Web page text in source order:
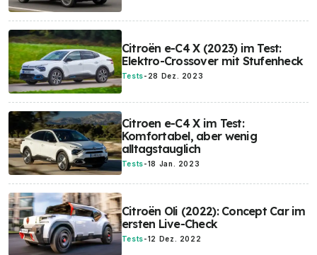
Citroën e-C4 X (2023) im Test:
Elektro-Crossover mit Stufenheck
Tests- 28 Dez. 2023
Citroen e-C4 X im Test:
Komfortabel, aber wenig
alltagstauglich
Tests-18 Jan. 2023
Citroën Oli (2022): Concept Car im
ersten Live-Check
Tests-12 Dez. 2022